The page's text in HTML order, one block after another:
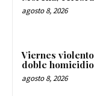
agosto 8, 2026
Viernes
doble homicidio
agosto 8, 2026